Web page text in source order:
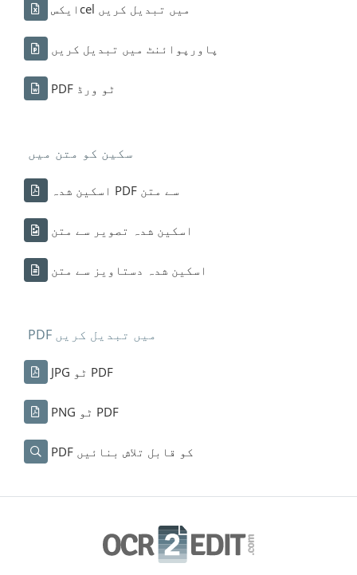
ایکسcel میں تبدیل کریں
پاورپوائنٹ میں تبدیل کریں
PDF ٹو ورڈ
سکین کو متن میں
اسکین شدہ PDF سے متن
اسکین شدہ تصویر سے متن
اسکین شدہ دستاویز سے متن
PDF میں تبدیل کریں
JPG ٹو PDF
PNG ٹو PDF
PDF کو قابل تلاش بنائیں